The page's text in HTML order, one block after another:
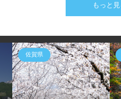
もっと見
佐賀県